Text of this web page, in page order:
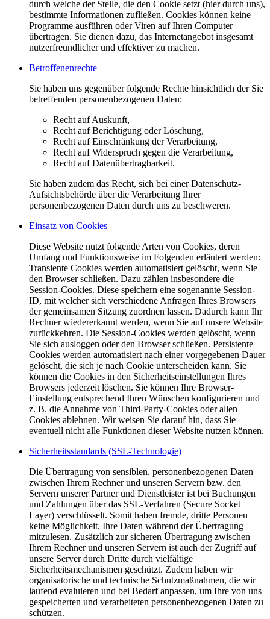
durch welche der Stelle, die den Cookie setzt (hier durch uns),
bestimmte Informationen zufließen. Cookies können keine
Programme ausführen oder Viren auf Ihren Computer
übertragen. Sie dienen dazu, das Internetangebot insgesamt
nutzerfreundlicher und effektiver zu machen.
Betroffenenrechte
Sie haben uns gegenüber folgende Rechte hinsichtlich der Sie
betreffenden personenbezogenen Daten:
Recht auf Auskunft,
Recht auf Berichtigung oder Löschung,
Recht auf Einschränkung der Verarbeitung,
Recht auf Widerspruch gegen die Verarbeitung,
Recht auf Datenübertragbarkeit.
Sie haben zudem das Recht, sich bei einer Datenschutz-
Aufsichtsbehörde über die Verarbeitung Ihrer
personenbezogenen Daten durch uns zu beschweren.
Einsatz von Cookies
Diese Website nutzt folgende Arten von Cookies, deren
Umfang und Funktionsweise im Folgenden erläutert werden:
Transiente Cookies werden automatisiert gelöscht, wenn Sie
den Browser schließen. Dazu zählen insbesondere die
Session-Cookies. Diese speichern eine sogenannte Session-
ID, mit welcher sich verschiedene Anfragen Ihres Browsers
der gemeinsamen Sitzung zuordnen lassen. Dadurch kann Ihr
Rechner wiedererkannt werden, wenn Sie auf unsere Website
zurückkehren. Die Session-Cookies werden gelöscht, wenn
Sie sich ausloggen oder den Browser schließen. Persistente
Cookies werden automatisiert nach einer vorgegebenen Dauer
gelöscht, die sich je nach Cookie unterscheiden kann. Sie
können die Cookies in den Sicherheitseinstellungen Ihres
Browsers jederzeit löschen. Sie können Ihre Browser-
Einstellung entsprechend Ihren Wünschen konfigurieren und
z. B. die Annahme von Third-Party-Cookies oder allen
Cookies ablehnen. Wir weisen Sie darauf hin, dass Sie
eventuell nicht alle Funktionen dieser Website nutzen können.
Sicherheitsstandards (SSL-Technologie)
Die Übertragung von sensiblen, personenbezogenen Daten
zwischen Ihrem Rechner und unseren Servern bzw. den
Servern unserer Partner und Dienstleister ist bei Buchungen
und Zahlungen über das SSL-Verfahren (Secure Socket
Layer) verschlüsselt. Somit haben fremde, dritte Personen
keine Möglichkeit, Ihre Daten während der Übertragung
mitzulesen. Zusätzlich zur sicheren Übertragung zwischen
Ihrem Rechner und unseren Servern ist auch der Zugriff auf
unsere Server durch Dritte durch vielfältige
Sicherheitsmechanismen geschützt. Zudem haben wir
organisatorische und technische Schutzmaßnahmen, die wir
laufend evaluieren und bei Bedarf anpassen, um Ihre von uns
gespeicherten und verarbeiteten personenbezogenen Daten zu
schützen.